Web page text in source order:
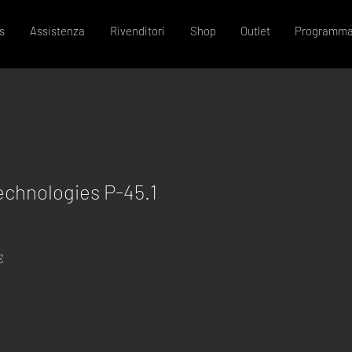
Assistenza Rivenditori Shop Outlet
P-45.1